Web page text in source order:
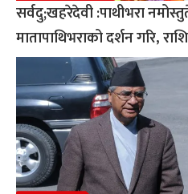
सर्वदु;खहरेदेवी :पाथीभरा
मातापाथिभराको दर्शन गरि,